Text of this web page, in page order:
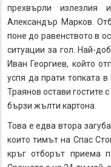
прехвърли излезлия
Александър Марков.
поне до равенството в
ситуации за гол. Най-
Иван Георгиев, който
успя да прати топката
Траянов остави гостите
бързи жълти картона.
Това е едва втора
които тимът на Спас
кръг отборът приема